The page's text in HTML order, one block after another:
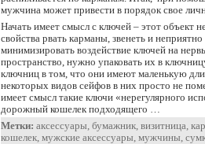
мужчина может привести в порядок свое
Начать имеет смысл с ключей – этот объект
свойства рвать карманы, звенеть и
минимизировать воздействие ключей на
пространство, нужно упаковать их в
ключниц в том, что они имеют маленькую
некоторых видов сейфов в них просто не
имеет смысл такие ключи «нерегулярного
дорожный кошелек подходящего …
Метки: аксессуары, бумажник, визитница,
кошелек, мужские аксессуары, мужчины,